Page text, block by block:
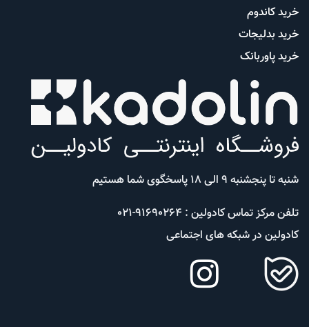
خرید کاندوم
خرید بدلیجات
خرید پاوربانک
شنبه تا پنجشنبه 9 الی 18 پاسخگوی شما هستیم
تلفن مرکز تماس کادولین : 91690264-021
کادولین در شبکه های اجتماعی